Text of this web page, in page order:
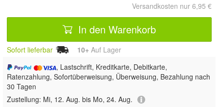
Versandkosten nur 6,95 €
In den Warenkorb
Sofort lieferbar 10+ Auf Lager
, Lastschrift, Kreditkarte, Debitkarte,
Ratenzahlung, Sofortüberweisung, Überweisung, Bezahlung nach
30 Tagen
Zustellung: Mi, 12. Aug. bis Mo, 24. Aug.